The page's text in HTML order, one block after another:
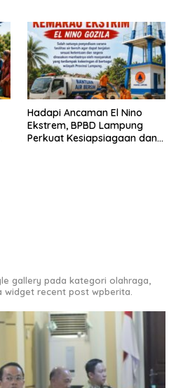
Hadapi Ancaman El Nino
Ekstrem, BPBD Lampung
Perkuat Kesiapsiagaan dan
gallery pada kategori olahraga,
widget recent post wpberita.